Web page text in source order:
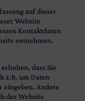
auf dieser
Website
Kontaktdaten
entnehmen.
dass Sie
z.B. um Daten
eingeben. Andere
der Website